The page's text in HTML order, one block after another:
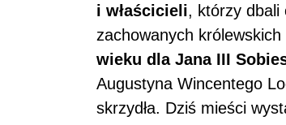
i właścicieli, którzy dbali
zachowanych
wieku dla Jana III
Augustyna Wincentego
skrzydła. Dziś mieści